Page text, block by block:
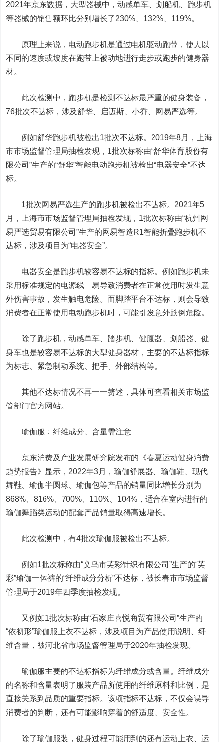
2021年京东数据，大型器械中，动感单车、划船机、跑步机
等器械的销售额环比分别增长了230%、132%、119%。
原理上来说，电动跑步机是通过电机驱动跑带，使人以
不同的速度或坡度在跑带上被动地进行走步或跑步的健身器
材。
此次检测中，跑步机是检测不达标最严重的健身装备，
76批次不达标，涉及舒华、启迈斯、小乔、网易严选等。
例如舒华跑步机被检出1批次不达标。2019年8月，上海
市市场监督管理局抽检发现，1批次标称由“舒华体育股份有
限公司”生产的“舒华”智能电动跑步机被检出“电器安全”不达
标。
1批次网易严选生产的跑步机被检出不达标。2021年5
月，上海市市场监督管理局抽检发现，1批次标称由“杭州网
易严选贸易有限公司”生产的网易智造R1智能折叠跑步机不
达标，涉及项目为“电器安全”。
电器安全是跑步机较容易不达标的指标。例如跑步机未
采用标准规定的电源线，易导致消费者在正常使用时发生意
外伤害事故，发生触电危险。而脚踏平台不达标，则会导致
消费者在正常使用电动跑步机时，可能引发意外跌倒危险。
除了跑步机，动感单车、踏步机、健腹器、划船器、健
身车也是较容易不达标的大型健身器材，主要的不达标指标
为标志、紧急制动系统、把手、外部结构等。
其他不达标情况不再一一赘述，具体可查看相关市场监
管部门官方网站。
瑜伽服：纤维成分、含量需注意
京东消费及产业发展研究院发布的《春夏运动健身消费
趋势报告》显示，2022年3月，瑜伽舒展器、瑜伽鞋、现代
舞鞋、瑜伽半圆球、瑜伽包等产品的销量同比增长分别为
868%、816%、700%、110%、104%，适合在室内进行的
瑜伽舞蹈类运动的配套产品销量取得高速增长。
此次检测中，有4批次瑜伽服被检出不达标。
例如1批次标称由“义乌市芙彩针织有限公司”生产的“芙
彩”瑜伽一体裤的“纤维成分分析”不达标，被长春市市场监督
管理局于2019年四季度抽检发现。
又例如1批次标称由“石家庄喜悦商贸有限公司”生产的
“依初形”瑜伽服上衣不达标，涉及项目为产品使用说明、纤
维含量，被河北省市场监督管理局于2020年抽检发现。
瑜伽服主要的不达标指标为纤维成分或含量。纤维成分
的名称和含量表明了服装产品所使用的纤维原料和比例，是
直接关系到品质的重要指标。该项指标不达标，不仅会误导
消费者的判断，还有可能影响穿着的舒适度、安全性。
除了瑜伽服装，健身过程可能用到的还有运动上衣、运